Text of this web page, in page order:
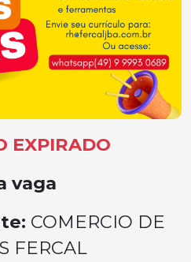
EXPIRADO
vaga
COMERCIO DE
FERCAL